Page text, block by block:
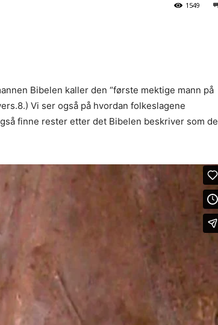
1549
Bibelen kaller den “første mektige mann på
Vi ser også på hvordan folkeslagene
finne rester etter det Bibelen beskriver som de